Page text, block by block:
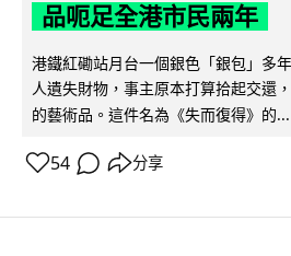
品呃足全港市民兩年
港鐵紅磡站月台一個銀色「銀包」多
人遺失財物，事主原本打算拾起交還
的藝術品。這件名為《失而復得》的...
54 分享